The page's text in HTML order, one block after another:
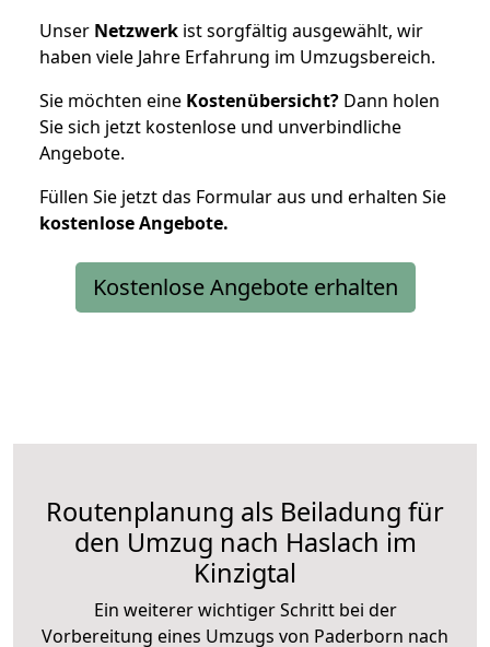
Unser Netzwerk ist sorgfältig ausgewählt, wir
haben viele Jahre Erfahrung im Umzugsbereich.
Sie möchten eine Kostenübersicht? Dann holen
Sie sich jetzt kostenlose und unverbindliche
Angebote.
Füllen Sie jetzt das Formular aus und erhalten Sie
kostenloseAngebote.
Kostenlose Angebote erhalten
Routenplanung als Beiladung für
den Umzug nach Haslach im
Kinzigtal
Ein weiterer wichtiger Schritt bei der
Vorbereitung eines Umzugs von Paderborn nach